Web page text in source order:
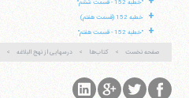
"خطبه 152 - قسمت ششم"
+ خطبه 152 (قسمت هفتم)
+ "خطبه 152 - قسمت هفتم"
صفحه نخست کتاب‌ها درسهایی از نهج البلاغه